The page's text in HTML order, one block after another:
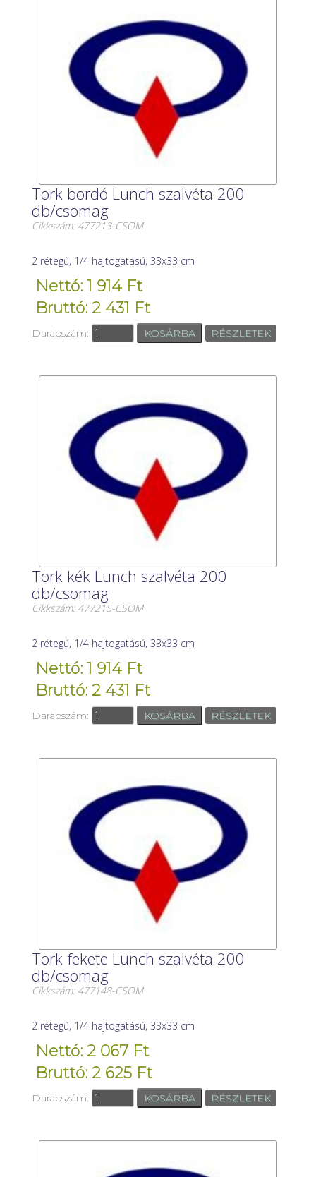
Tork bordó Lunch szalvéta 200
db/csomag
Cikkszám: 477213-CSOM
2 rétegű, 1/4 hajtogatású, 33x33 cm
Nettó: 1 914 Ft
Bruttó: 2 431 Ft
Darabszám: RÉSZLETEK
Tork kék Lunch szalvéta 200
db/csomag
Cikkszám: 477215-CSOM
2 rétegű, 1/4 hajtogatású, 33x33 cm
Nettó: 1 914 Ft
Bruttó: 2 431 Ft
Darabszám: RÉSZLETEK
Tork fekete Lunch szalvéta 200
db/csomag
Cikkszám: 477148-CSOM
2 rétegű, 1/4 hajtogatású, 33x33 cm
Nettó: 2 067 Ft
Bruttó: 2 625 Ft
Darabszám: RÉSZLETEK